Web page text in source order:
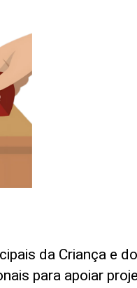
da Criança e
para apoiar